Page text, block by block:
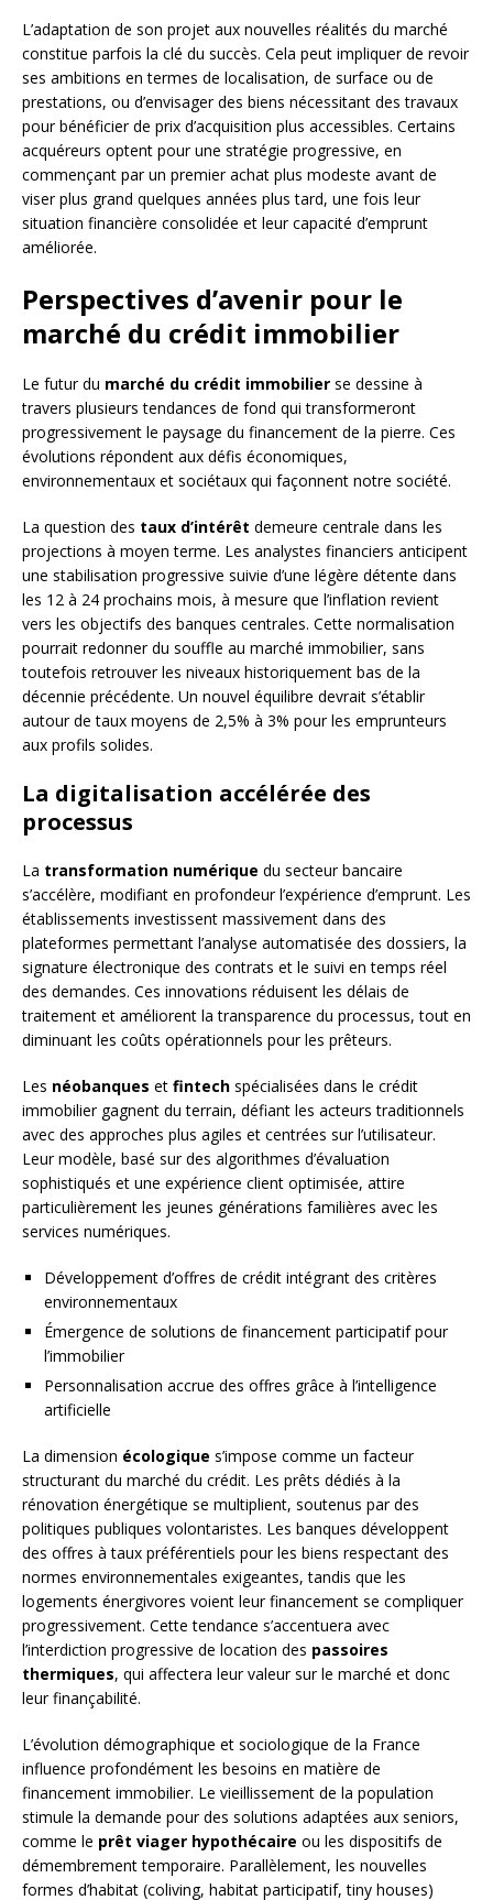
L’adaptation de son projet aux nouvelles réalités du marché
constitue parfois la clé du succès. Cela peut impliquer de revoir
ses ambitions en termes de localisation, de surface ou de
prestations, ou d’envisager des biens nécessitant des travaux
pour bénéficier de prix d’acquisition plus accessibles. Certains
acquéreurs optent pour une stratégie progressive, en
commençant par un premier achat plus modeste avant de
viser plus grand quelques années plus tard, une fois leur
situation financière consolidée et leur capacité d’emprunt
améliorée.
Perspectives d’avenir pour le
marché du crédit immobilier
Le futur du marché du crédit immobilier se dessine à
travers plusieurs tendances de fond qui transformeront
progressivement le paysage du financement de la pierre. Ces
évolutions répondent aux défis économiques,
environnementaux et sociétaux qui façonnent notre société.
La question des taux d’intérêt demeure centrale dans les
projections à moyen terme. Les analystes financiers anticipent
une stabilisation progressive suivie d’une légère détente dans
les 12 à 24 prochains mois, à mesure que l’inflation revient
vers les objectifs des banques centrales. Cette normalisation
pourrait redonner du souffle au marché immobilier, sans
toutefois retrouver les niveaux historiquement bas de la
décennie précédente. Un nouvel équilibre devrait s’établir
autour de taux moyens de 2,5% à 3% pour les emprunteurs
aux profils solides.
La digitalisation accélérée des
processus
La transformation numérique du secteur bancaire
s’accélère, modifiant en profondeur l’expérience d’emprunt. Les
établissements investissent massivement dans des
plateformes permettant l’analyse automatisée des dossiers, la
signature électronique des contrats et le suivi en temps réel
des demandes. Ces innovations réduisent les délais de
traitement et améliorent la transparence du processus, tout en
diminuant les coûts opérationnels pour les prêteurs.
Les néobanques et fintech spécialisées dans le crédit
immobilier gagnent du terrain, défiant les acteurs traditionnels
avec des approches plus agiles et centrées sur l’utilisateur.
Leur modèle, basé sur des algorithmes d’évaluation
sophistiqués et une expérience client optimisée, attire
particulièrement les jeunes générations familières avec les
services numériques.
Développement d’offres de crédit intégrant des critères
environnementaux
Émergence de solutions de financement participatif pour
l’immobilier
Personnalisation accrue des offres grâce à l’intelligence
artificielle
La dimension écologique s’impose comme un facteur
structurant du marché du crédit. Les prêts dédiés à la
rénovation énergétique se multiplient, soutenus par des
politiques publiques volontaristes. Les banques développent
des offres à taux préférentiels pour les biens respectant des
normes environnementales exigeantes, tandis que les
logements énergivores voient leur financement se compliquer
progressivement. Cette tendance s’accentuera avec
l’interdiction progressive de location des passoires
thermiques, qui affectera leur valeur sur le marché et donc
leur finançabilité.
L’évolution démographique et sociologique de la France
influence profondément les besoins en matière de
financement immobilier. Le vieillissement de la population
stimule la demande pour des solutions adaptées aux seniors,
comme le prêt viager hypothécaire ou les dispositifs de
démembrement temporaire. Parallèlement, les nouvelles
formes d’habitat (coliving, habitat participatif, tiny houses)